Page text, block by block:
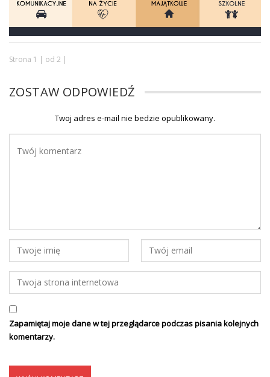
Strona 1 | od 2 |
ZOSTAW ODPOWIEDŹ
Twoj adres e-mail nie bedzie opublikowany.
Zapamiętaj moje dane w tej przeglądarce podczas pisania kolejnych
komentarzy.